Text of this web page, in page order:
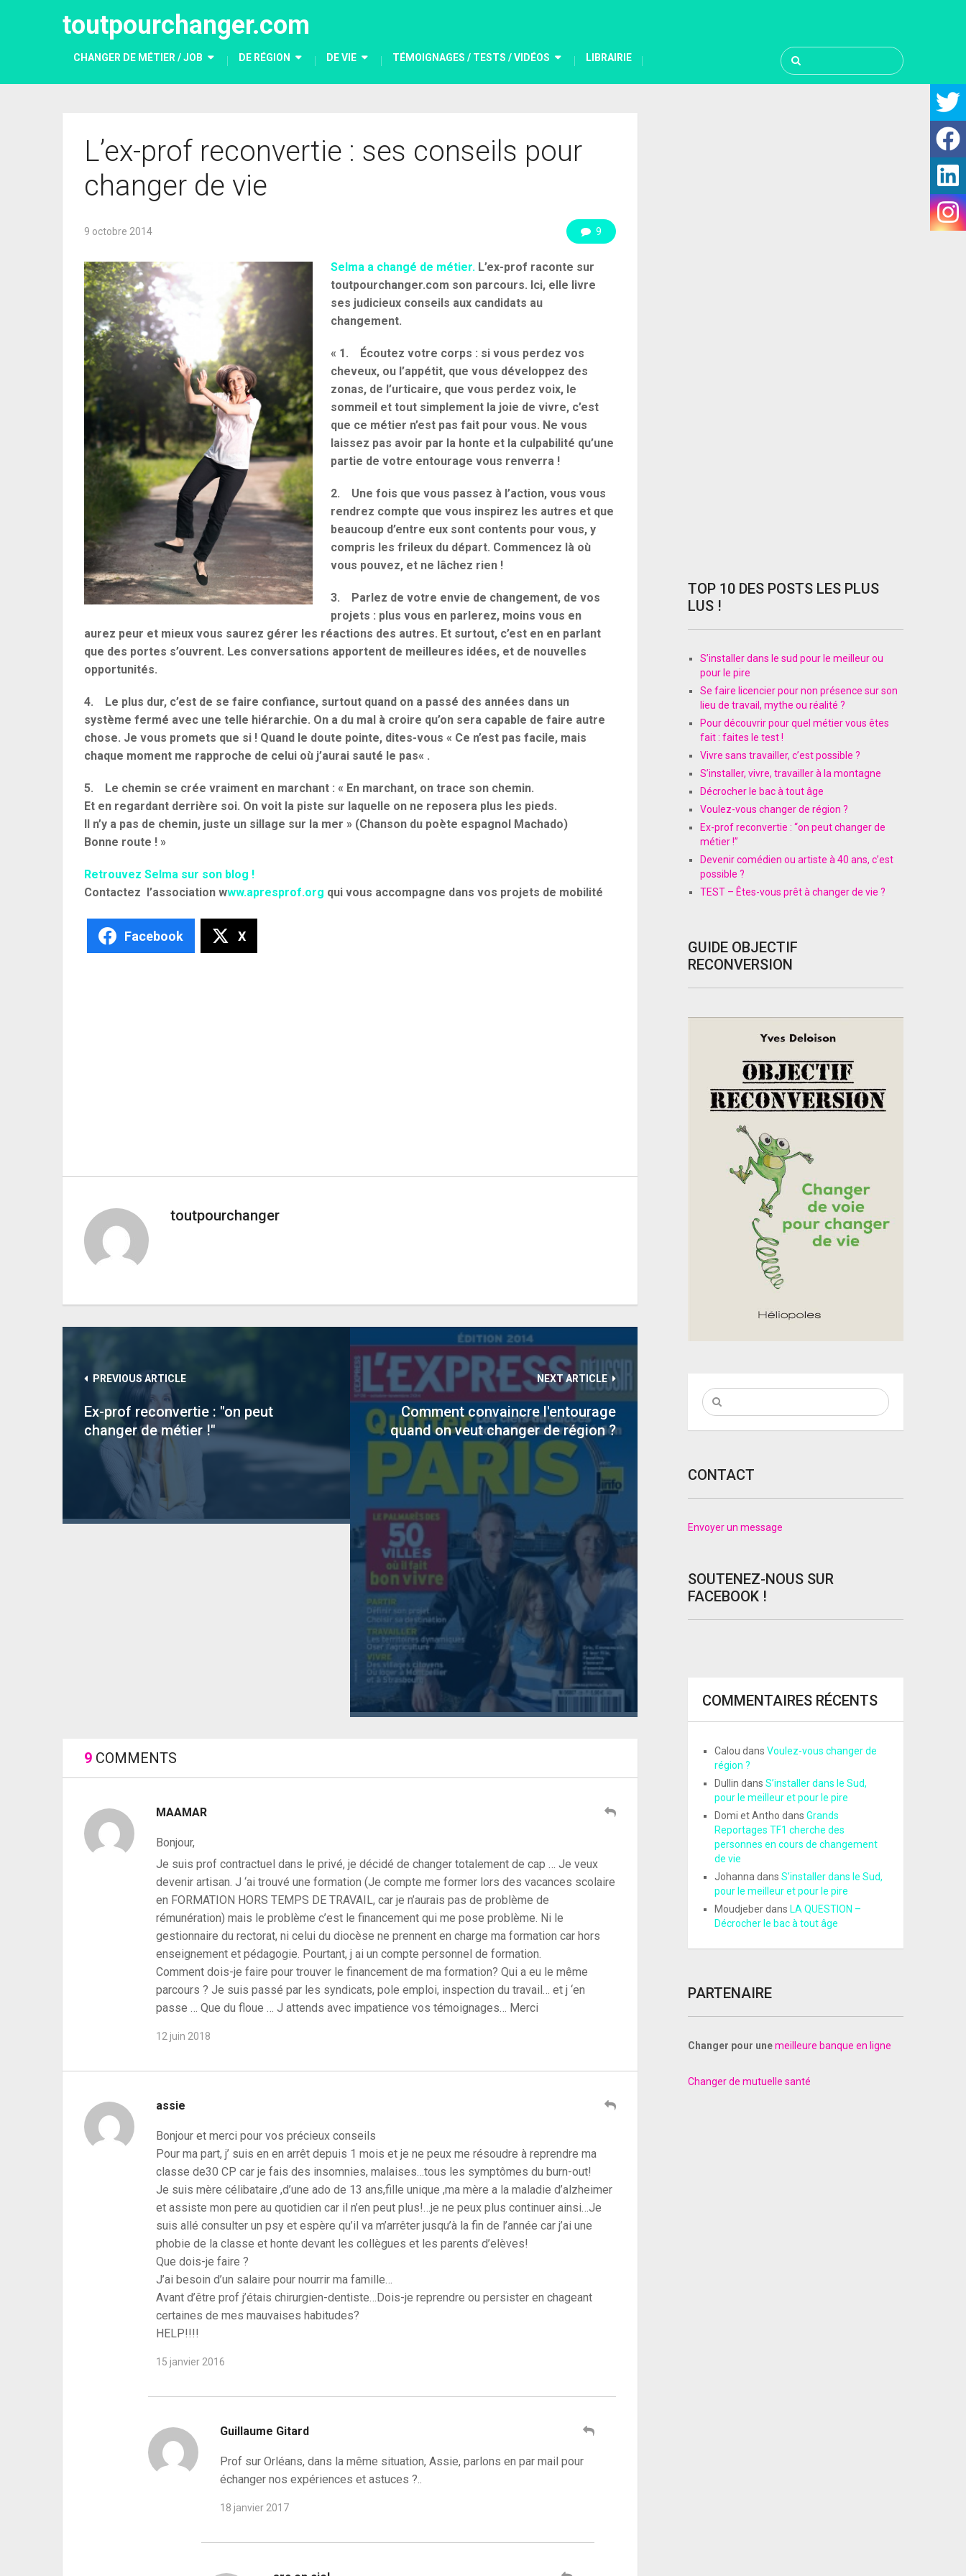
toutpourchanger.com
CHANGER DE MÉTIER / JOB DE RÉGION DE VIE TÉMOIGNAGES / TESTS / VIDÉOS LIBRAIRIE
L’ex-prof reconvertie : ses conseils pour
changer de vie
9 octobre 2014 9
Selma a changé de métier. L’ex-prof raconte sur
toutpourchanger.com son parcours. Ici, elle livre
ses judicieux conseils aux candidats au
changement.
« 1. Écoutez votre corps : si vous perdez vos
cheveux, ou l’appétit, que vous développez des
zonas, de l’urticaire, que vous perdez voix, le
sommeil et tout simplement la joie de vivre, c’est
que ce métier n’est pas fait pour vous. Ne vous
laissez pas avoir par la honte et la culpabilité qu’une
partie de votre entourage vous renverra !
2. Une fois que vous passez à l’action, vous vous
rendrez compte que vous inspirez les autres et que
beaucoup d’entre eux sont contents pour vous, y
compris les frileux du départ. Commencez là où
vous pouvez, et ne lâchez rien !
3. Parlez de votre envie de changement, de vos
projets : plus vous en parlerez, moins vous en
aurez peur et mieux vous saurez gérer les réactions des autres. Et surtout, c’est en en parlant
que des portes s’ouvrent. Les conversations apportent de meilleures idées, et de nouvelles
opportunités.
4. Le plus dur, c’est de se faire confiance, surtout quand on a passé des années dans un
système fermé avec une telle hiérarchie. On a du mal à croire qu’on sera capable de faire autre
chose. Je vous promets que si ! Quand le doute pointe, dites-vous « Ce n’est pas facile, mais
chaque moment me rapproche de celui où j’aurai sauté le pas« .
5. Le chemin se crée vraiment en marchant : « En marchant, on trace son chemin.
Et en regardant derrière soi. On voit la piste sur laquelle on ne reposera plus les pieds.
Il n’y a pas de chemin, juste un sillage sur la mer » (Chanson du poète espagnol Machado)
Bonne route ! »
Retrouvez Selma sur son blog !
Contactez l’association www.apresprof.org qui vous accompagne dans vos projets de mobilité
Facebook X
toutpourchanger
PREVIOUS ARTICLE
Ex-prof reconvertie : "on peut
changer de métier !"
NEXT ARTICLE
Comment convaincre l'entourage
quand on veut changer de région ?
9 COMMENTS
MAAMAR
Bonjour,
Je suis prof contractuel dans le privé, je décidé de changer totalement de cap … Je veux
devenir artisan. J ‘ai trouvé une formation (Je compte me former lors des vacances scolaire
en FORMATION HORS TEMPS DE TRAVAIL, car je n’aurais pas de problème de
rémunération) mais le problème c’est le financement qui me pose problème. Ni le
gestionnaire du rectorat, ni celui du diocèse ne prennent en charge ma formation car hors
enseignement et pédagogie. Pourtant, j ai un compte personnel de formation.
Comment dois-je faire pour trouver le financement de ma formation? Qui a eu le même
parcours ? Je suis passé par les syndicats, pole emploi, inspection du travail… et j ‘en
passe … Que du floue … J attends avec impatience vos témoignages… Merci
12 juin 2018
assie
Bonjour et merci pour vos précieux conseils
Pour ma part, j’ suis en en arrêt depuis 1 mois et je ne peux me résoudre à reprendre ma
classe de30 CP car je fais des insomnies, malaises…tous les symptômes du burn-out!
Je suis mère célibataire ,d’une ado de 13 ans,fille unique ,ma mère a la maladie d’alzheimer
et assiste mon pere au quotidien car il n’en peut plus!…je ne peux plus continuer ainsi…Je
suis allé consulter un psy et espère qu’il va m’arrêter jusqu’à la fin de l’année car j’ai une
phobie de la classe et honte devant les collègues et les parents d’elèves!
Que dois-je faire ?
J’ai besoin d’un salaire pour nourrir ma famille…
Avant d’être prof j’étais chirurgien-dentiste…Dois-je reprendre ou persister en chageant
certaines de mes mauvaises habitudes?
HELP!!!!
15 janvier 2016
Guillaume Gitard
Prof sur Orléans, dans la même situation, Assie, parlons en par mail pour
échanger nos expériences et astuces ?..
18 janvier 2017
TOP 10 DES POSTS LES PLUS
LUS !
S’installer dans le sud pour le meilleur ou
pour le pire
Se faire licencier pour non présence sur son
lieu de travail, mythe ou réalité ?
Pour découvrir pour quel métier vous êtes
fait : faites le test !
Vivre sans travailler, c’est possible ?
S’installer, vivre, travailler à la montagne
Décrocher le bac à tout âge
Voulez-vous changer de région ?
Ex-prof reconvertie : “on peut changer de
métier !”
Devenir comédien ou artiste à 40 ans, c’est
possible ?
TEST – Êtes-vous prêt à changer de vie ?
GUIDE OBJECTIF
RECONVERSION
CONTACT
Envoyer un message
SOUTENEZ-NOUS SUR
FACEBOOK !
COMMENTAIRES RÉCENTS
Calou dans Voulez-vous changer de
région ?
Dullin dans S’installer dans le Sud,
pour le meilleur et pour le pire
Domi et Antho dans Grands
Reportages TF1 cherche des
personnes en cours de changement
de vie
Johannadans S’installer dans le Sud,
pour le meilleur et pour le pire
Moudjeberdans LA QUESTION –
Décrocher le bac à tout âge
PARTENAIRE
Changer pour unemeilleure banque en ligne
Changer de mutuelle santé